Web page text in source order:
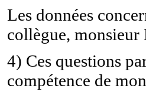
Les données
collègue, monsieur
4) Ces questions
compétence de